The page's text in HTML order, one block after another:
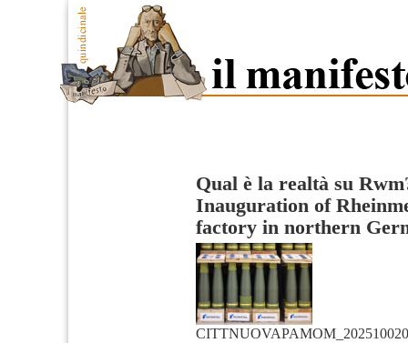
Qual è la realtà su
Inauguration of
factory in northern